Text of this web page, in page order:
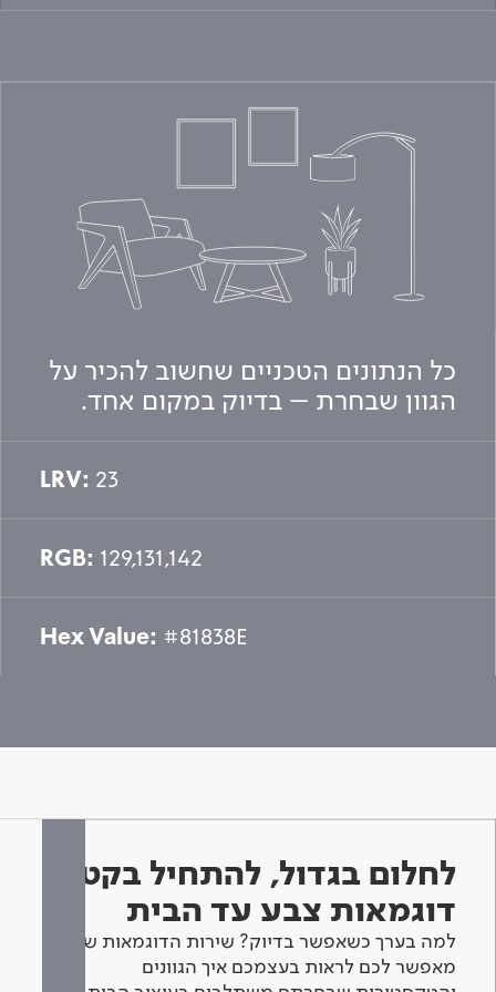
כל הנתונים הטכניים שחשוב להכיר על
הגוון שבחרת – בדיוק במקום אחד.
LRV: 23
RGB: 129,131,142
Hex Value: #81838E
לחלום בגדול, להתחיל בקטן -
דוגמאות צבע עד הבית
למה בערך כשאפשר בדיוק? שירות הדוגמאות שלנו
מאפשר לכם לראות בעצמכם איך הגוונים